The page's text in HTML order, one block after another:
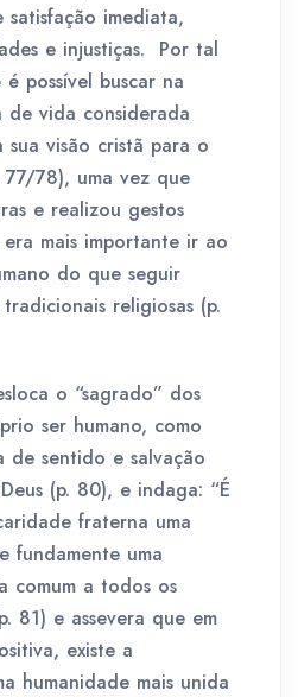
satisfação imediata,
e injustiças. Por tal
possível buscar na
de vida considerada
sua visão cristã para o
78), uma vez que
e realizou gestos
mais importante ir ao
do que seguir
religiosas (p.
o “sagrado” dos
ser humano, como
sentido e salvação
(p. 80), e indaga: “É
fraterna uma
fundamente uma
comum a todos os
81) e assevera que em
existe a
humanidade mais unida